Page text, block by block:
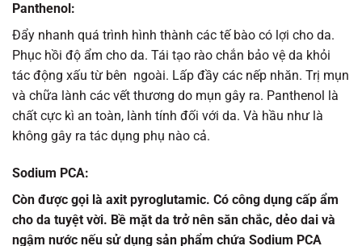
Panthenol:
Đẩy nhanh quá trình hình thành các tế bào có lợi cho da.
Phục hồi độ ẩm cho da. Tái tạo rào chắn bảo vệ da khỏi
tác động xấu từ bên ngoài. Lấp đầy các nếp nhăn. Trị mụn
và chữa lành các vết thương do mụn gây ra. Panthenol là
chất cực kì an toàn, lành tính đối với da. Và hầu như là
không gây ra tác dụng phụ nào cả.
Sodium PCA:
Còn được gọi là axit pyroglutamic. Có công dụng cấp ẩm
cho da tuyệt vời. Bề mặt da trở nên săn chắc, dẻo dai và
ngậm nước nếu sử dụng sản phẩm chứa Sodium PCA